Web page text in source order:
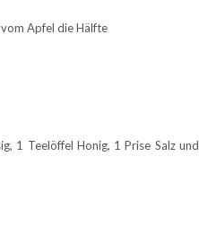
Apfel die Hälfte
1 Teelöffel Honig, 1 Prise Salz und